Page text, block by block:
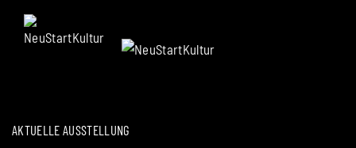
AKTUELLE AUSSTELLUNG